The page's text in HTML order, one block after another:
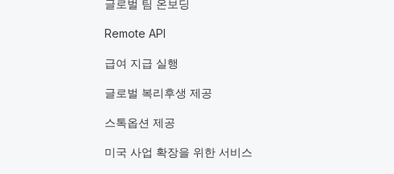
글로벌 팀 온보딩
Remote API
급여 지급 실행
글로벌 복리후생 제공
스톡옵션 제공
미국 사업 확장을 위한 서비스